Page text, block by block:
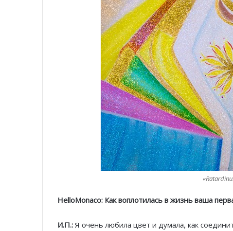
HelloMonaco: Как воплотилась в жизнь ваша
И.П.: Я очень любила цвет и думала, как